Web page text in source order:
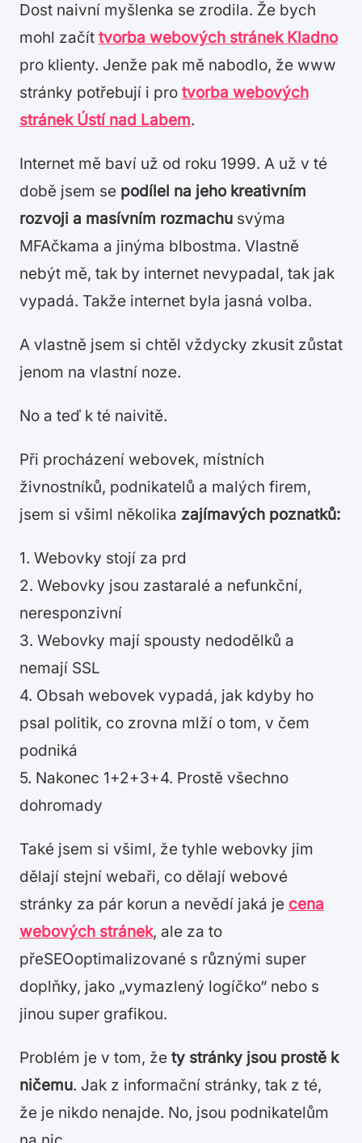
Dost naivní myšlenka se zrodila. Že bych
mohl začít tvorba webových stránek Kladno
pro klienty. Jenže pak mě nabodlo, že www
stránky potřebují i pro tvorba webových
stránek Ústí nad Labem.
Internet mě baví už od roku 1999. A už v té
době jsem se podílel na jeho kreativním
rozvoji a masívním rozmachu svýma
MFAčkama a jinýma blbostma. Vlastně
nebýt mě, tak by internet nevypadal, tak jak
vypadá. Takže internet byla jasná volba.
A vlastně jsem si chtěl vždycky zkusit zůstat
jenom na vlastní noze.
No a teď k té naivitě.
Při procházení webovek, místních
živnostníků, podnikatelů a malých firem,
jsem si všiml několika zajímavých poznatků:
1. Webovky stojí za prd
2. Webovky jsou zastaralé a nefunkční,
neresponzivní
3. Webovky mají spousty nedodělků a
nemají SSL
4. Obsah webovek vypadá, jak kdyby ho
psal politik, co zrovna mlží o tom, v čem
podniká
5. Nakonec 1+2+3+4. Prostě všechno
dohromady
Také jsem si všiml, že tyhle webovky jim
dělají stejní webaři, co dělají webové
stránky za pár korun a nevědí jaká je cena
webových stránek, ale za to
přeSEOoptimalizované s různými super
doplňky, jako „vymazlený logíčko“ nebo s
jinou super grafikou.
Problém je v tom, že ty stránky jsou prostě k
ničemu. Jak z informační stránky, tak z té,
že je nikdo nenajde. No, jsou podnikatelům